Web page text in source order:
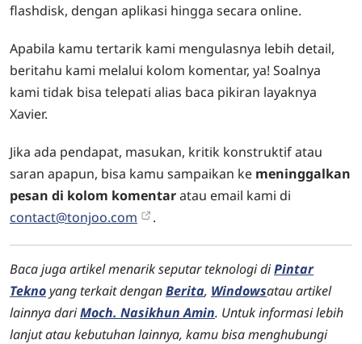
flashdisk, dengan aplikasi hingga secara online.
Apabila kamu tertarik kami mengulasnya lebih detail,
beritahu kami melalui kolom komentar, ya! Soalnya
kami tidak bisa telepati alias baca pikiran layaknya
Xavier.
Jika ada pendapat, masukan, kritik konstruktif atau
saran apapun, bisa kamu sampaikan ke meninggalkan
pesan di kolom komentaratau email kami di
contact@tonjoo.com
.
Baca juga artikel menarik seputar teknologi diPintar
Teknoyang terkait denganBerita, Windowsatau artikel
lainnya dariMoch. Nasikhun Amin. Untuk informasi lebih
lanjut atau kebutuhan lainnya, kamu bisa menghubungi